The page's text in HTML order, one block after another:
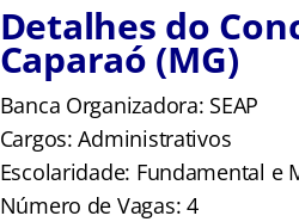
Detalhes do
Caparaó (MG)
Banca Organizadora: SEAP
Cargos: Administrativos
Escolaridade: Fundamental e
Número de Vagas: 4